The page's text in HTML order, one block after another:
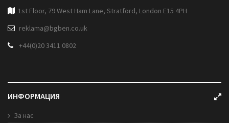
1st Floor, 79 West Ham Lane, Stratford, London E15 4PH
reklama@bgben.co.uk
+44(0)20 3411 0802
ИНФОРМАЦИЯ
За нас